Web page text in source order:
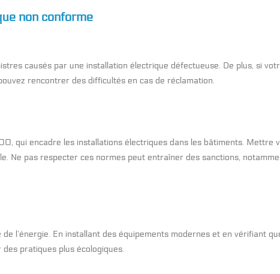
non conforme
causés par une installation électrique défectueuse. De plus, si
rencontrer des difficultés en cas de réclamation.
qui encadre les installations électriques dans les bâtiments. Mettre
Ne pas respecter ces normes peut entraîner des sanctions,
l’énergie. En installant des équipements modernes et en vérifiant
pratiques plus écologiques.